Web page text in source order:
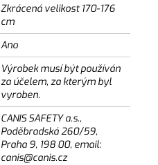
Zkrácená velikost 170-176
cm
Ano
Výrobek musí být používán
za účelem, za kterým byl
vyroben.
CANIS SAFETY a.s.,
Poděbradská 260/59,
Praha 9, 198 00, email:
canis@canis.cz